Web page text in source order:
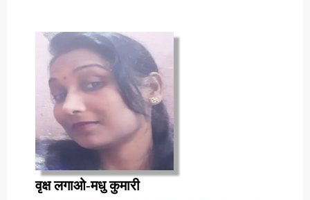
वृक्ष लगाओ-मधु कुमारीवृक्ष